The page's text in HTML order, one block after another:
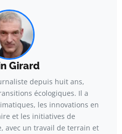
Girard
depuis huit ans,
écologiques. Il a
les innovations en
et les initiatives de
avec un travail de terrain et